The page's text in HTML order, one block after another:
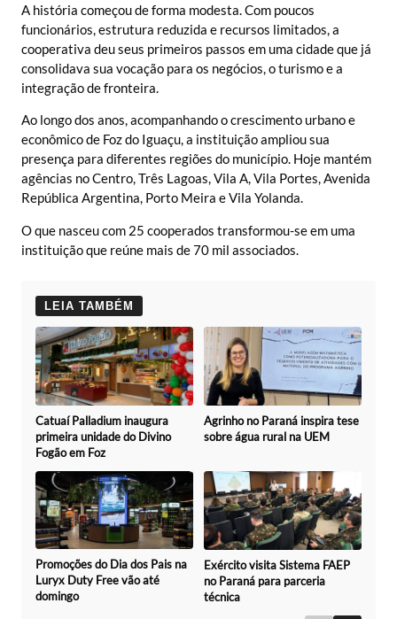
A história começou de forma modesta. Com poucos
funcionários, estrutura reduzida e recursos limitados, a
cooperativa deu seus primeiros passos em uma cidade que já
consolidava sua vocação para os negócios, o turismo e a
integração de fronteira.
Ao longo dos anos, acompanhando o crescimento urbano e
econômico de Foz do Iguaçu, a instituição ampliou sua
presença para diferentes regiões do município. Hoje mantém
agências no Centro, Três Lagoas, Vila A, Vila Portes, Avenida
República Argentina, Porto Meira e Vila Yolanda.
O que nasceu com 25 cooperados transformou-se em uma
instituição que reúne mais de 70 mil associados.
LEIA TAMBÉM
Catuaí Palladium inaugura
primeira unidade do Divino
Fogão em Foz
Agrinho no Paraná inspira tese
sobre água rural na UEM
Promoções do Dia dos Pais na
Luryx Duty Free vão até
domingo
Exército visita Sistema FAEP
no Paraná para parceria
técnica